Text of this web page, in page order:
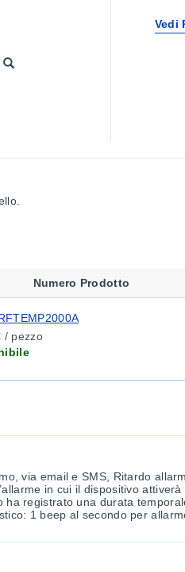
Vedi
Numero Prodotto
/ pezzo
via email e SMS, Ritardo
in cui il dispositivo attiverà
ha registrato una durata
1 beep al secondo per